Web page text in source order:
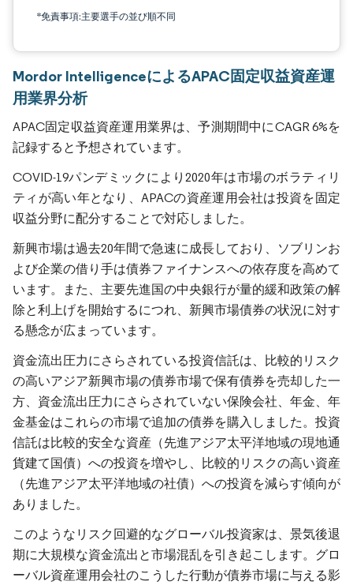
*免責事項:主要選手の並び順不同
Mordor IntelligenceによるAPAC固定収益資産運
用業界分析
APAC固定収益資産運用業界は、予測期間中にCAGR 6%を
記録すると予想されています。
COVID-19パンデミックにより2020年は市場のボラティリ
ティが高い年となり、APACの資産運用会社は投資を固定
収益分野に配分することで対応しました。
新興市場は過去20年間で急速に成長しており、ソブリンお
よび企業の借り手は債券ファイナンスへの依存度を高めて
います。また、主要先進国の中央銀行が量的緩和政策の解
除と利上げを開始するにつれ、新興市場債券の状況に対す
る懸念が広まっています。
資金流出圧力にさらされている投資信託は、比較的リスク
の高いアジア新興市場の債券市場で保有債券を売却した一
方、資金流出圧力にさらされていない保険会社、年金、年
金基金はこれらの市場で追加の債券を購入しました。投資
信託は比較的安全な資産（先進アジア太平洋地域の現地通
貨建て国債）への投資を増やし、比較的リスクの高い資産
（先進アジア太平洋地域の社債）への投資を減らす傾向が
ありました。
このようなリスク回避的なグローバル投資家は、景気後退
期に大規模な資金流出と市場混乱を引き起こします。グロ
ーバル資産運用会社のこうした行動が債券市場に与える影